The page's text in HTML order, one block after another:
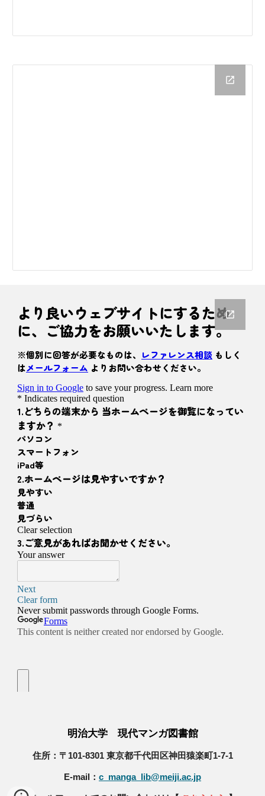
明治大学 現代マンガ図書館
住所：〒101-8301 東京都千代田区神田猿楽町1-7-1
E-mail： c_manga_lib@meiji.ac.jp